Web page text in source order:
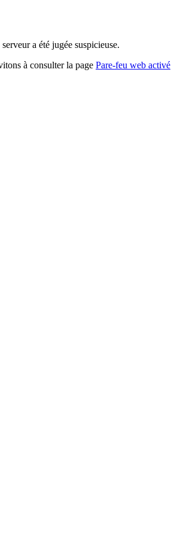
a été jugée suspicieuse.
à consulter la page Pare-feu web activé